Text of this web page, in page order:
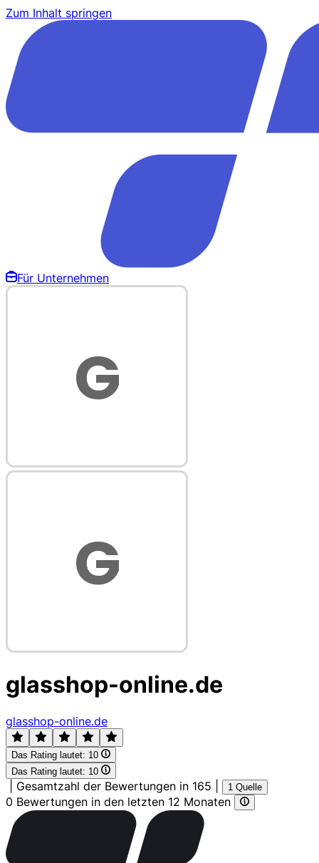
Zum Inhalt springen
Für Unternehmen
glasshop-online.de
glasshop-online.de
Das Rating lautet: 10
Das Rating lautet: 10
Gesamtzahl der Bewertungen in 165 1 Quelle
0 Bewertungen in den letzten 12 Monaten